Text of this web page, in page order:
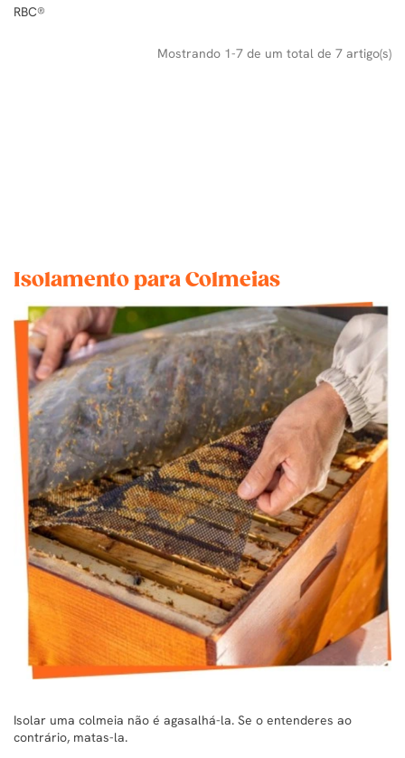
RBC®
Mostrando 1-7 de um total de 7 artigo(s)
Isolamento para Colmeias
Isolar uma colmeia não é agasalhá-la. Se o entenderes ao
contrário, matas-la.